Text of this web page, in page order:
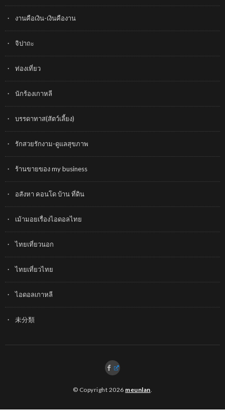
งานคือเงิน-เงินคืองาน
จิปาถะ
ท่องเที่ยว
นักร้องเกาหลี
บรรดาทาส(สัตว์เลี้ยง)
รักสวยรักงาม-ดูแลสุขภาพ
ร้านขายของ my business
อสังหา คอนโด บ้าน ที่ดิน
เม้ามอยเรื่องไอดอลไทย
ไทยเที่ยวนอก
ไทยเที่ยวไทย
ไอดอลเกาหลี
未分類
© Copyright 2026 meunlan